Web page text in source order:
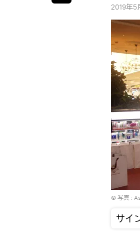
2019年5
© 写真 :
サイ